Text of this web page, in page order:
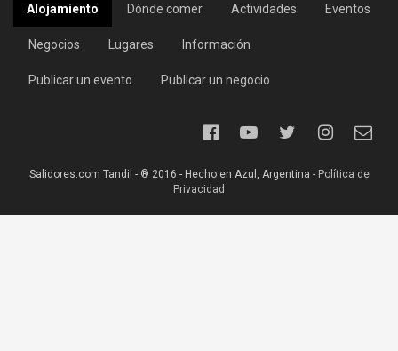
Alojamiento Dónde comer Actividades Eventos
Negocios Lugares Información
Publicar un evento Publicar un negocio
Salidores.com Tandil - ® 2016 - Hecho en Azul, Argentina - Política de
Privacidad